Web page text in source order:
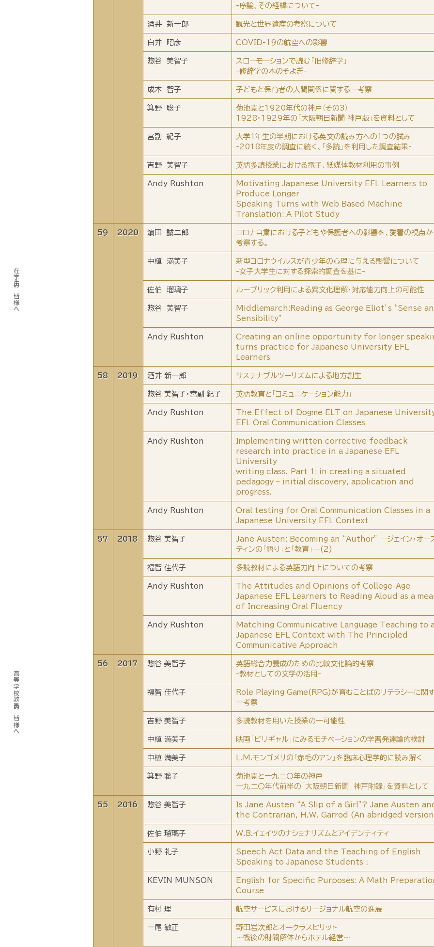
在学生の皆様へ
高等学校教員の皆様へ
-序論、その経緯について-
酒井 新一郎 観光と世界遺産の考察について
白井 昭彦 COVID-19の航空への影響
惣谷 美智子
スローモーションで読む「旧修辞学」
-修辞学の木のそよぎ-
成木 智子 子どもと保育者の人間関係に関する一考察
箕野 聡子
菊池寛と1920年代の神戸（その3）
1928・1929年の「大阪朝日新聞 神戸版」を資料として
宮副 紀子
大学１年生の半期における英文の読み方への１つの試み
-2018年度の調査に続く、「多読」を利用した調査結果-
吉野 美智子 英語多読授業における電子、紙媒体教材利用の事例
Andy Rushton
Motivating Japanese University EFL Learners to
Produce Longer
Speaking Turns with Web Based Machine
Translation: A Pilot Study
59 2020 濵田 誠二郎
コロナ自粛における子どもや保護者への影響を、愛着の視点か
考察する。
中植 満美子
新型コロナウイルスが青少年の心理に与える影響について
-女子大学生に対する探索的調査を基に-
佐伯 瑠璃子 ルーブリック利用による異文化理解・対応能力向上の可能性
惣谷 美智子
Middlemarch:Reading as George Eliot’s “Sense
Sensibility”
Andy Rushton
Creating an online opportunity for longer
turns practice for Japanese University EFL
Learners
58 2019 酒井 新一郎 サステナブルツーリズムによる地方創生
惣谷 美智子・宮副 紀子 英語教育と「コミュニケーション能力」
Andy Rushton
The Effect of Dogme ELT on Japanese
EFL Oral Communication Classes
Andy Rushton
Implementing written corrective feedback
research into practice in a Japanese EFL
University
writing class. Part 1: in creating a situated
pedagogy – initial discovery, application and
progress.
Andy Rushton
Oral testing for Oral Communication Classes in a
Japanese University EFL Context
57 2018 惣谷 美智子
Jane Austen: Becoming an “Author” ―ジェイン・オー
ティンの「語り」と「教育」―(2)
福智 佳代子 多読教材による英語力向上についての考察
Andy Rushton
The Attitudes and Opinions of College-Age
Japanese EFL Learners to Reading Aloud as a
of Increasing Oral Fluency
Andy Rushton
Matching Communicative Language Teaching to
Japanese EFL Context with The Principled
Communicative Approach
56 2017 惣谷 美智子
英語総合力養成のための比較文化論的考察
-教材としての文学の活用-
福智 佳代子
Role Playing Game(RPG)が育むことばのリテラシーに関
一考察
吉野 美智子 多読教材を用いた授業の一可能性
中植 満美子 映画「ビリギャル」にみるモチベーションの学習発達論的検討
中植 満美子 L.M.モンゴメリの「赤毛のアン」を臨床心理学的に読み解く
箕野 聡子
菊池寛と一九二〇年の神戸
一九二〇年代前半の「大阪朝日新聞 神戸附録」を資料として
55 2016 惣谷 美智子
Is Jane Austen “A Slip of a Girl”? Jane Austen
the Contrarian, H.W. Garrod (An abridged
佐伯 瑠璃子 W.B.イェイツのナショナリズムとアイデンティティ
小野 礼子
Speech Act Data and the Teaching of English
Speaking to Japanese Students 」
KEVIN MUNSON
English for Specific Purposes: A Math
Course
有村 理 航空サービスにおけるリージョナル航空の進展
一尾 敏正
野田岩次郎とオークラスピリット
～戦後の財閥解体からホテル経営～